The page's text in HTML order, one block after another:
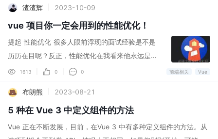
一个demo。对话列表组件 APP.vue ，点击列表中
的某个访客，加载与访客对话内容。 <template
个属于你自己的组件库！](http://mp.weixin.qq.co
m/s?__biz=MzAxODE2MjM1MA &mid=2651609
49a365174bb42c2ce&scene=21 wechat_redir
ect)分享给大家。但其实组件库一直处于一个发展
阶段，还有很多东西都不成熟，就好比今天的主
vascript渐进式框架。 一个说自己是库，一个说自
己是框架，我们就先从这个细节说起。如下图Vue
说自己是框架，是因为官方提供了从声明式渲染到
构建工具一整套东西。 React说自己是库，是因为
官方只提供了React.js这个核心库，路由、状态管
方案。 两者最终达到的效果是相同的，也就是渐进
式的解决方案，根据需求复杂度的不同，Vue和Rea
渣渣辉 2023-10-09
vue 项目你一定会用到的性能优化！
提起 性能优化 很多人眼前浮现的面试经验是不是
历历在目呢？反正，性能优化在我看来他永远是前
端领域的 热度之王 。 最近维护的项目恰巧在这个
家有些许帮助！ 性能优化标准 既然说性能优化，
那他总得有一个公认的标准，这就是我们很多次听
到的 Lighthouse 在很多单位，都有着自己的性能
监控平台，我们只需要引入相应的sdk，那么在平
1613 0 0 前端相关 Vue
布朗熊 2023-08-21
5 种在 Vue 3 中定义组件的方法
Vue 正在不断发展，目前，在Vue 3 中有多种定义组件的方法。从